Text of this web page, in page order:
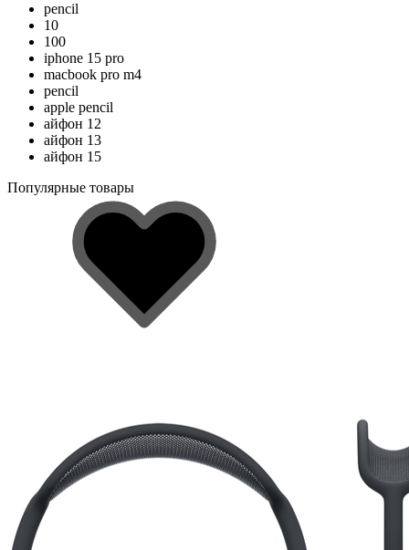
pencil
10
100
iphone 15 pro
macbook pro m4
pencil
apple pencil
айфон 12
айфон 13
айфон 15
Популярные товары